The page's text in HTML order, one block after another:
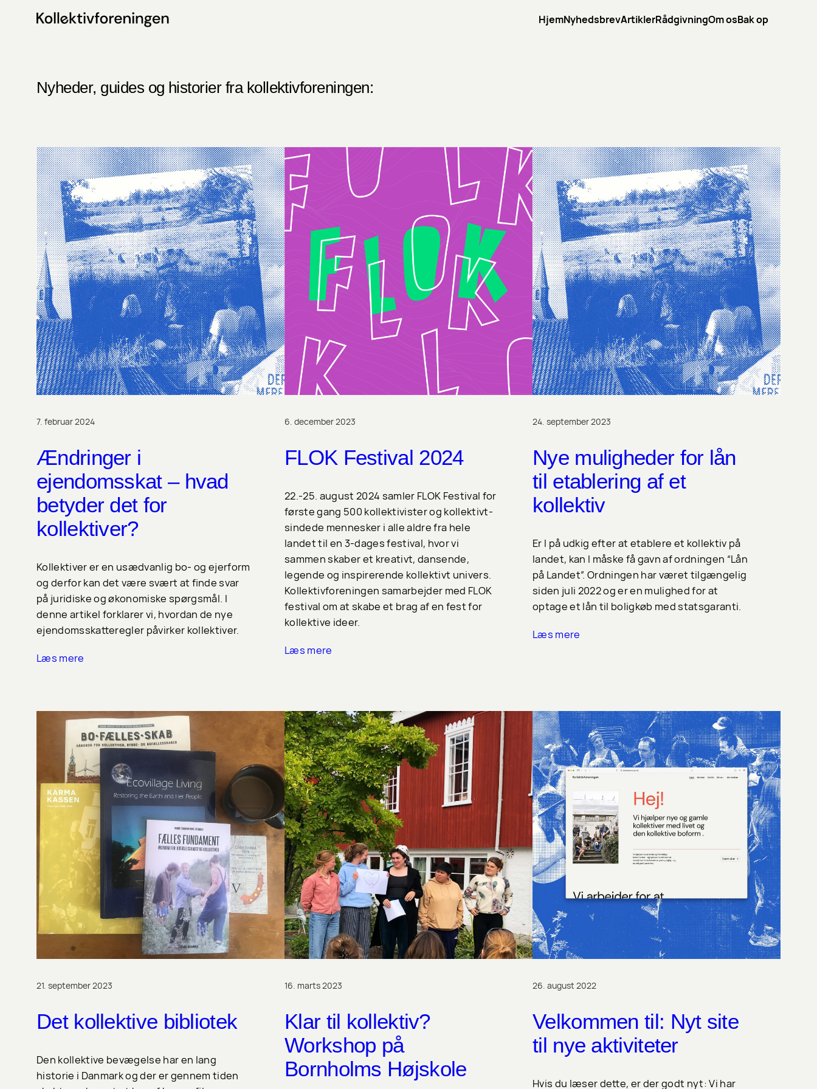
HjemNyhedsbrevArtiklerRådgivningOm osBak op
Nyheder, guides og historier fra kollektivforeningen:
7. februar 2024
Ændringer i
ejendomsskat – hvad
betyder det for
kollektiver?
Kollektiver er en usædvanlig bo- og ejerform
og derfor kan det være svært at finde svar
på juridiske og økonomiske spørgsmål. I
denne artikel forklarer vi, hvordan de nye
ejendomsskatteregler påvirker kollektiver.
Læs mere
6. december 2023
FLOK Festival 2024
22.-25. august 2024 samler FLOK Festival for
første gang 500 kollektivister og kollektivt-
sindede mennesker i alle aldre fra hele
landet til en 3-dages festival, hvor vi
sammen skaber et kreativt, dansende,
legende og inspirerende kollektivt univers.
Kollektivforeningen samarbejder med FLOK
festival om at skabe et brag af en fest for
kollektive ideer.
Læs mere
24. september 2023
Nye muligheder for lån
til etablering af et
kollektiv
Er I på udkig efter at etablere et kollektiv på
landet, kan I måske få gavn af ordningen “Lån
på Landet”. Ordningen har været tilgængelig
siden juli 2022 og er en mulighed for at
optage et lån til boligkøb med statsgaranti.
Læs mere
21. september 2023
Det kollektive bibliotek
Den kollektive bevægelse har en lang
historie i Danmark og der er gennem tiden
16. marts 2023
Klar til kollektiv?
Workshop på
Bornholms Højskole
26. august 2022
Velkommen til: Nyt site
til nye aktiviteter
Hvis du læser dette, er der godt nyt: Vi har